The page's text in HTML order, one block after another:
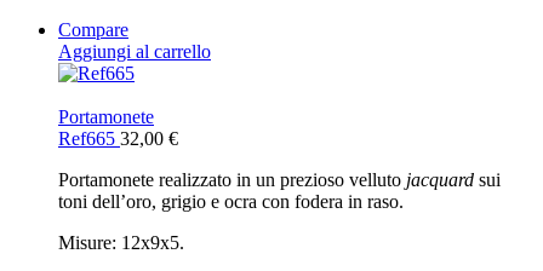
Compare
Aggiungi al carrello
Portamonete
Ref665 32,00 €
Portamonete realizzato in un prezioso velluto jacquard sui
toni dell’oro, grigio e ocra con fodera in raso.
Misure: 12x9x5.